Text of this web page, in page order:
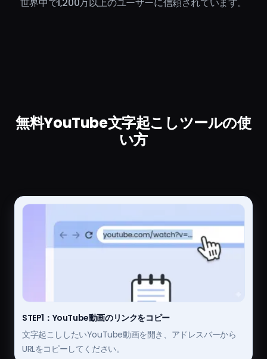
無料YouTube文字起こしツールの使
い方
STEP1：YouTube動画のリンクをコピー
文字起こししたいYouTube動画を開き、アドレスバーから
URLをコピーしてください。